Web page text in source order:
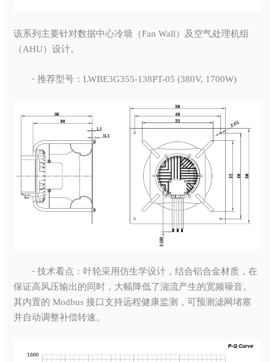
该系列主要针对数据中心冷墙（Fan Wall）及空气处理机组
（AHU）设计。
· 推荐型号：LWBE3G355-138PT-05 (380V, 1700W)
· 技术看点：叶轮采用仿生学设计，结合铝合金材质，在
保证高风压输出的同时，大幅降低了湍流产生的宽频噪音。
其内置的 Modbus 接口支持远程健康监测，可预测滤网堵塞
并自动调整补偿转速。